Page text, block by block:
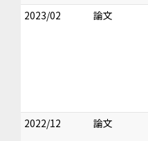
2023/02
論文
2022/12
論文